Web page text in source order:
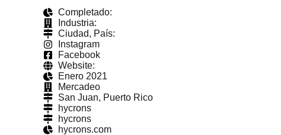
Completado:
Industria:
Ciudad, País:
Instagram
Facebook
Website:
Enero 2021
Mercadeo
San Juan, Puerto Rico
hycrons
hycrons
hycrons.com